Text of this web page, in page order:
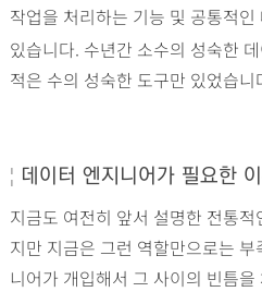
작업을 처리하는 기능 및 공통적
있습니다. 수년간 소수의 성숙한
적은 수의 성숙한 도구만 있었습
¦ 데이터 엔지니어가 필요한
지금도 여전히 앞서 설명한 전통
지만 지금은 그런 역할만으로는
니어가 개입해서 그 사이의 빈틈을